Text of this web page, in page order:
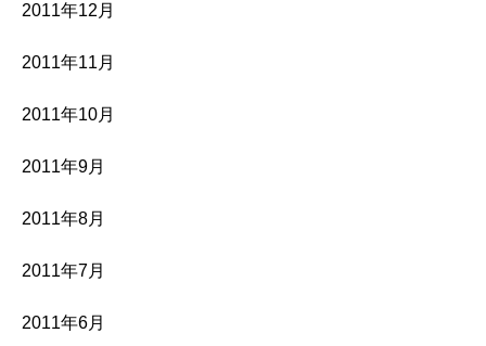
2011年12月
2011年11月
2011年10月
2011年9月
2011年8月
2011年7月
2011年6月